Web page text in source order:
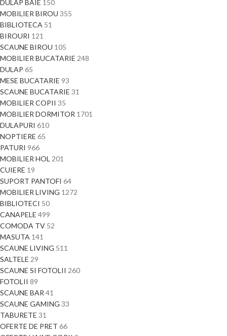
DULAP BAIE 150
MOBILIER BIROU 355
BIBLIOTECA 51
BIROURI 121
SCAUNE BIROU 105
MOBILIER BUCATARIE 248
DULAP 65
MESE BUCATARIE 93
SCAUNE BUCATARIE 31
MOBILIER COPII 35
MOBILIER DORMITOR 1701
DULAPURI 610
NOPTIERE 65
PATURI 966
MOBILIER HOL 201
CUIERE 19
SUPORT PANTOFI 64
MOBILIER LIVING 1272
BIBLIOTECI 50
CANAPELE 499
COMODA TV 52
MASUTA 141
SCAUNE LIVING 511
SALTELE 29
SCAUNE SI FOTOLII 260
FOTOLII 89
SCAUNE BAR 41
SCAUNE GAMING 33
TABURETE 31
OFERTE DE PRET 66